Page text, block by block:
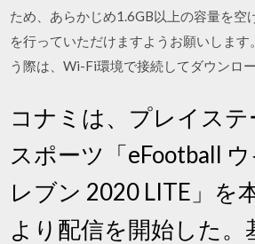
ため、あらかじめ1.6GB以上の容量を空
を行っていただけますようお願いしま
う際は、Wi-Fi環境で接続してダウンロ
コナミは、プレイステ
スポーツ「eFootball
レブン 2020 LITE」を
より配信を開始した。